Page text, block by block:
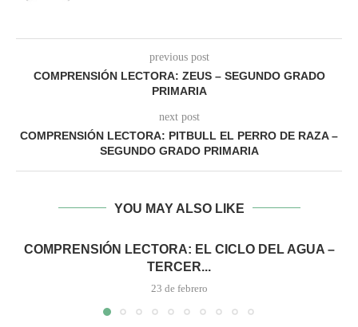
previous post
COMPRENSIÓN LECTORA: ZEUS – SEGUNDO GRADO
PRIMARIA
next post
COMPRENSIÓN LECTORA: PITBULL EL PERRO DE RAZA –
SEGUNDO GRADO PRIMARIA
YOU MAY ALSO LIKE
COMPRENSIÓN LECTORA: EL CICLO DEL AGUA –
TERCER...
23 de febrero